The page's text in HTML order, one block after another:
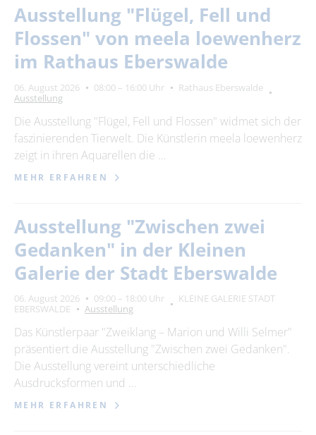
Zeitraum
von
bis
alle Kategorien
Kategorie
bitte wählen
Ort
Ausstellung "Flügel, Fell und
Flossen" von meela loewenherz
im Rathaus Eberswalde
06. August 2026 08:00 – 16:00 Uhr
Rathaus Eberswalde
Ausstellung
Die Ausstellung "Flügel, Fell und Flossen" widmet sich der
faszinierenden Tierwelt. Die Künstlerin meela loewenherz
zeigt in ihren Aquarellen die …
MEHR ERFAHREN
Ausstellung "Zwischen zwei
Gedanken" in der Kleinen
Galerie der Stadt Eberswalde
06. August 2026 09:00 – 18:00 Uhr
KLEINE GALERIE STADT
EBERSWALDE
Ausstellung
Das Künstlerpaar "Zweiklang – Marion und Willi Selmer"
präsentiert die Ausstellung "Zwischen zwei Gedanken".
Die Ausstellung vereint unterschiedliche
Ausdrucksformen und …
MEHR ERFAHREN